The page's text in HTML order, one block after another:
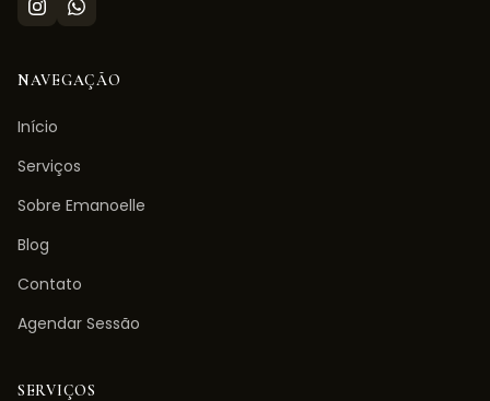
NAVEGAÇÃO
Início
Serviços
Sobre Emanoelle
Blog
Contato
Agendar Sessão
SERVIÇOS